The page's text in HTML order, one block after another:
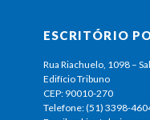
ESCRITÓRIO
Rua Riachuelo, 1098 –
Edifício Tribuno
CEP: 90010-270
Telefone: (51) 3398-